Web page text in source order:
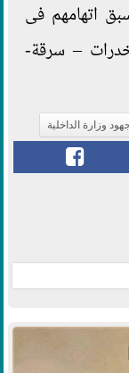
اتهامهم فى
– سرقة-
وزارة الداخلية